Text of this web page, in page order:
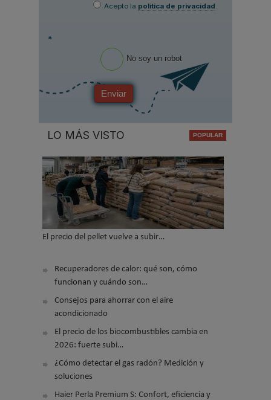
Acepto la política de privacidad.
*
No soy un robot
Enviar
LO MÁS VISTO
El precio del pellet vuelve a subir…
Recuperadores de calor: qué son, cómo
funcionan y cuándo son…
Consejos para ahorrar con el aire
acondicionado
El precio de los biocombustibles cambia en
2026: fuerte subi…
¿Cómo detectar el gas radón? Medición y
soluciones
Haier Perla Premium S: Confort, eficiencia y